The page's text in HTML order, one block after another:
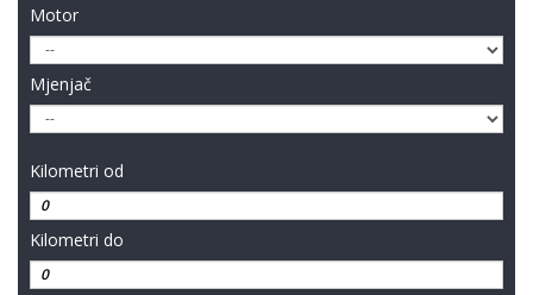
Motor
Mjenjač
Kilometri od
Kilometri do